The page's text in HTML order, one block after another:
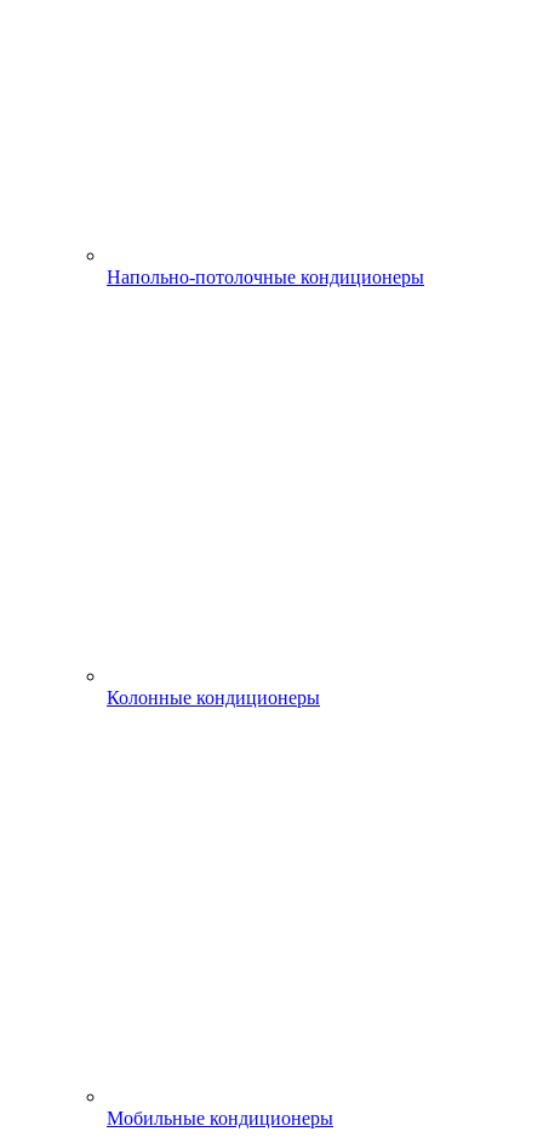
Напольно-потолочные кондиционеры
Колонные кондиционеры
Мобильные кондиционеры